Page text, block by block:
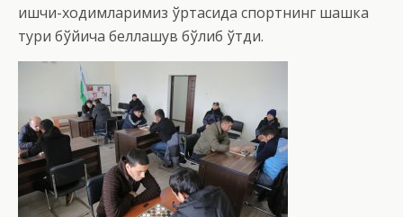
ишчи-ходимларимиз ўртасида спортнинг шашка
тури бўйича беллашув бўлиб ўтди.